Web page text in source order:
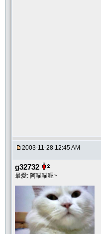
2003-11-28 12:45 AM
g32732
最愛: 阿喵喵喔~